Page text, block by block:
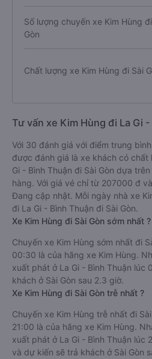
Số lượng chuyến xe Kim Hùng
Gòn
Chất lượng xe Kim Hùng đi Sài
Tư vấn xe Kim Hùng đi La Gi
Với 30 đánh giá với điểm trung
được đánh giá là xe khách có chất
Gi - Bình Thuận đi Sài Gòn dựa
hàng. Với giá vé chỉ từ 207000 đ
Đang cập nhật. Mỗi ngày nhà xe
đi La Gi - Bình Thuận đi Sài Gòn.
Xe Kim Hùng đi Sài Gòn sớm nhất ?
Chuyến xe Kim Hùng sớm nhất đi
00:30 là của hãng xe Kim Hùng.
xuất phát ở La Gi - Bình Thuận lúc
khách ở Sài Gòn sau 2.3 giờ.
Xe Kim Hùng đi Sài Gòn trễ nhất ?
Chuyến xe Kim Hùng trễ nhất đi
21:00 là của hãng xe Kim Hùng.
xuất phát ở La Gi - Bình Thuận lúc
và dự kiến sẽ trả khách ở Sài Gòn